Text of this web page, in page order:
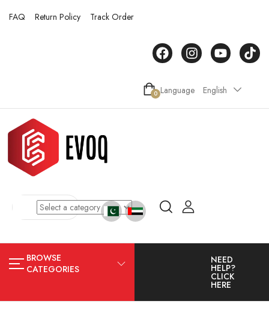
FAQ Return Policy Track Order
0 Language English
BROWSE
CATEGORIES
NEED
HELP?
CLICK
HERE